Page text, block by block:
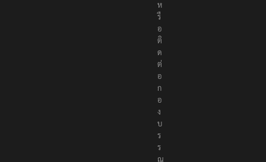
า
ว
ห
รื
อ
ติ
ด
ต่
อ
ก
อ
ง
บ